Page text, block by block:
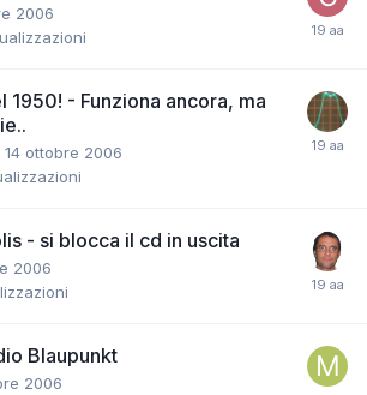
2006
1950! - Funziona ancora, ma
14 ottobre 2006
- si blocca il cd in uscita
2006
Blaupunkt
2006